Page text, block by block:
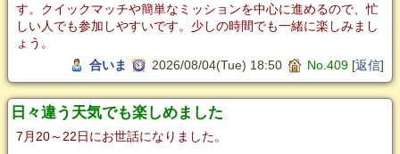
す。クイックマッチや簡単なミッションを中心に進めるので、忙
しい人でも参加しやすいです。少しの時間でも一緒に楽しみまし
ょう。
合いま
2026/08/04(Tue) 18:50 No.409 [返信]
日々違う天気でも楽しめました
7月20～22日にお世話になりました。